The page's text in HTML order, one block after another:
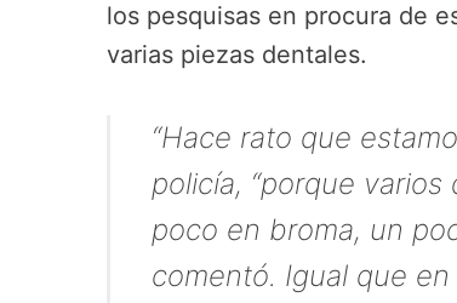
los pesquisas en procura de
varias piezas dentales.
“Hace rato que
policía, “porque
poco en broma, un
comentó. Igual que